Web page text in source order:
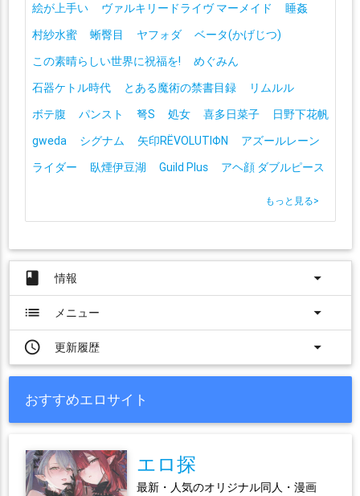
絵が上手い
ヴァルキリードライヴ マーメイド
睡姦
村紗水蜜
蜥臀目 ヤフォダ
ベータ(かげじつ)
この素晴らしい世界に祝福を!
めぐみん
石器ケトル時代
とある魔術の禁書目録
リムルル
ボテ腹
パンスト 弩S 処女 喜多日菜子
日野下花帆
gweda
シグナム 矢印RЁVOLUTIΦN
アズールレーン
ライダー
臥煙伊豆湖 Guild Plus アヘ顔 ダブルピース
もっと見る>
book 情報
arrow_drop_down
list
メニュー
arrow_drop_down
access_time
更新履歴 arrow_drop_down
おすすめエロサイト
エロ探
最新・人気のオリジナル同人・漫画